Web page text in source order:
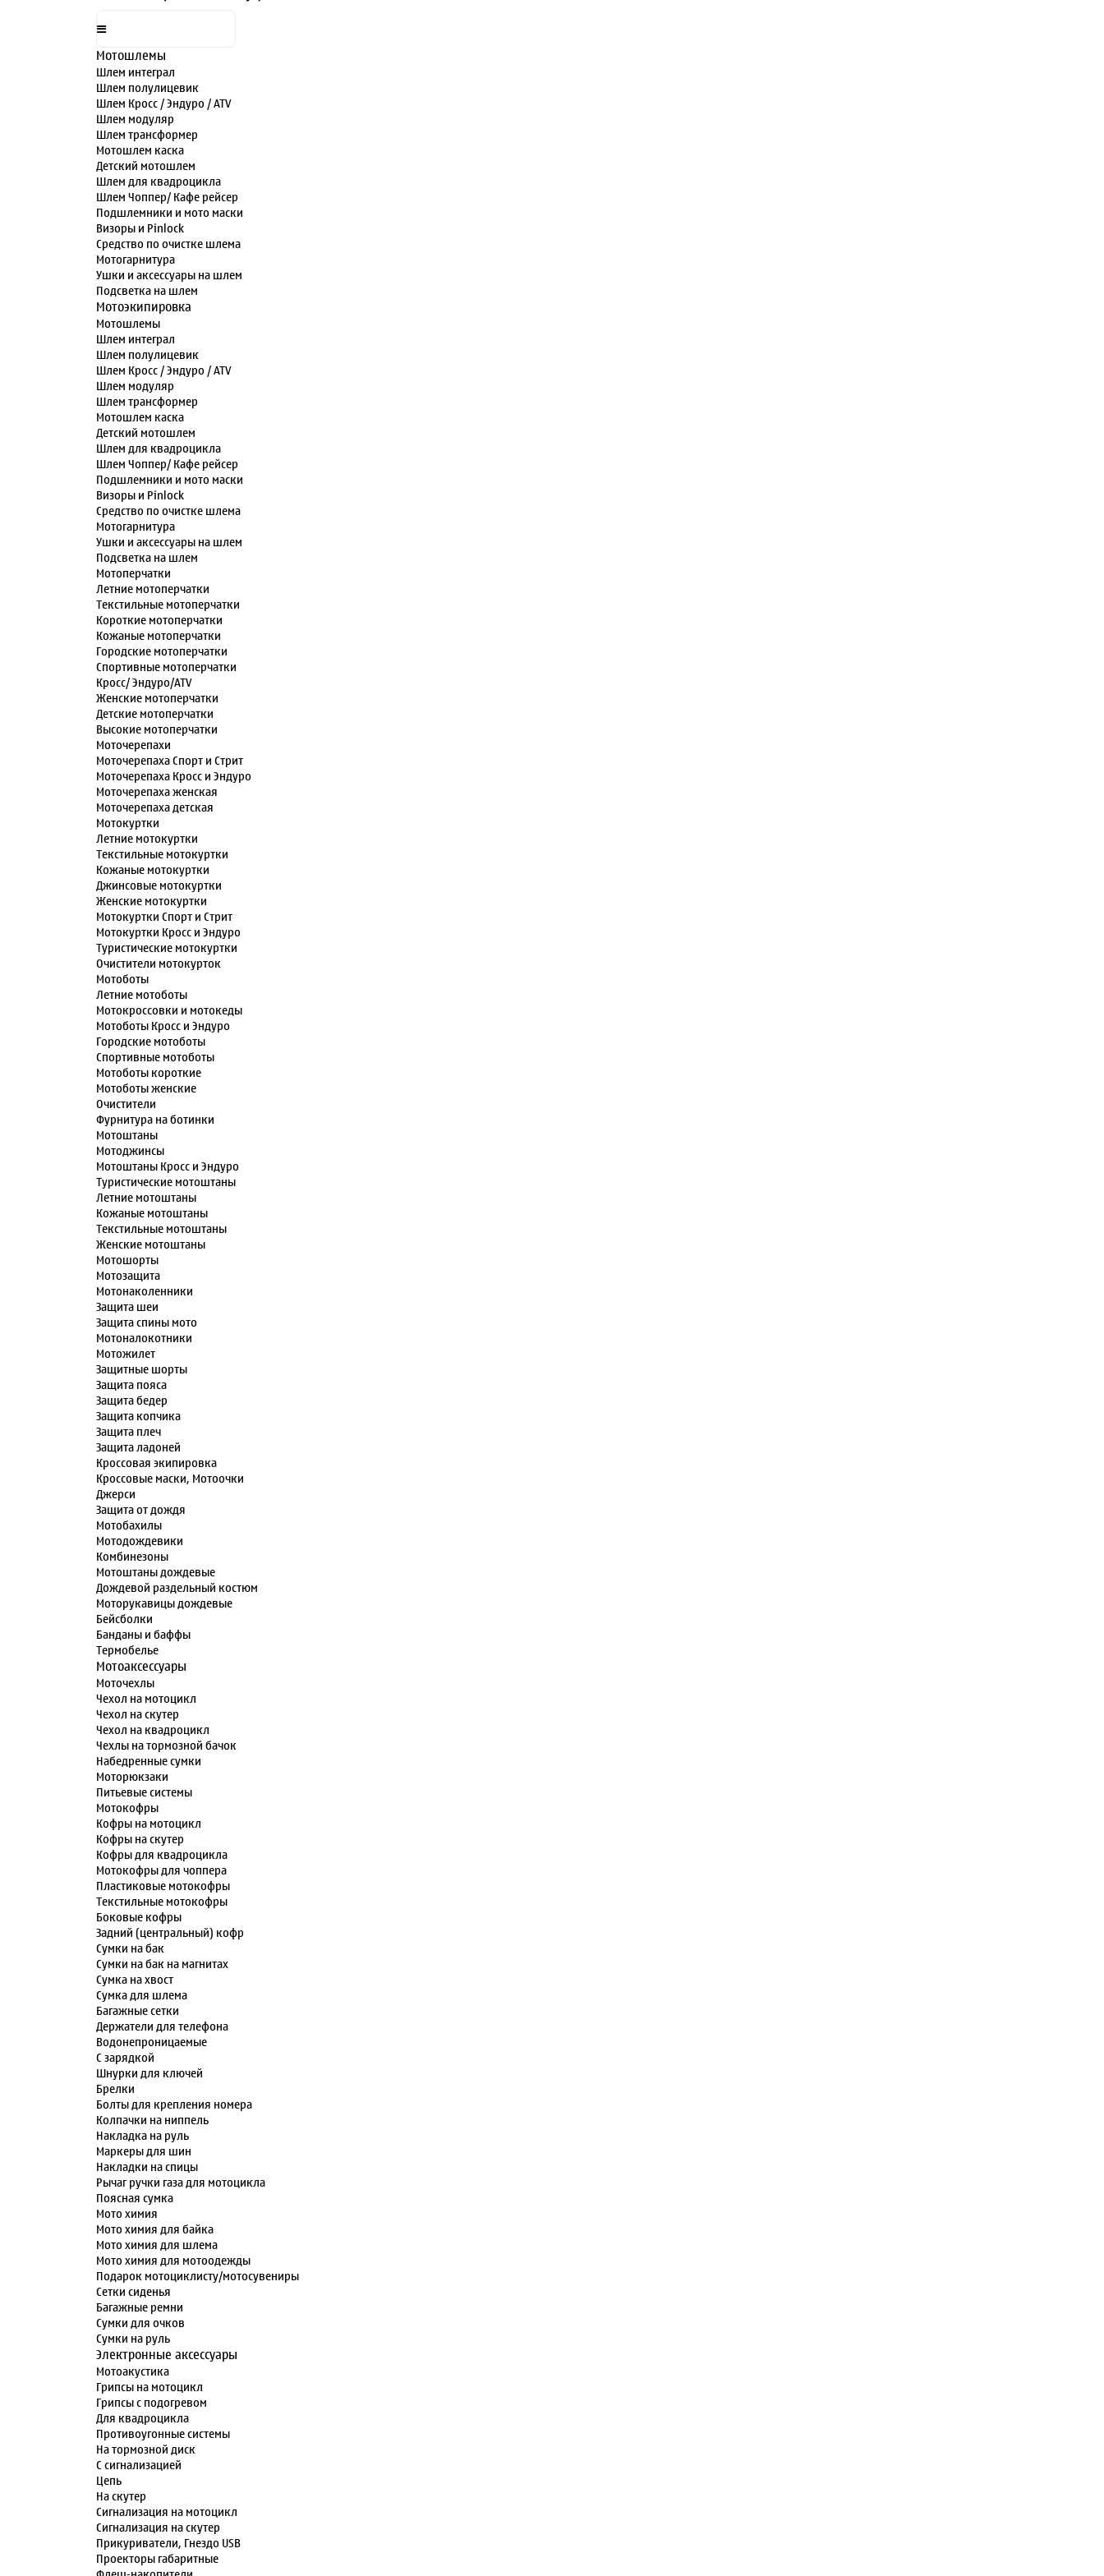
Мотошлемы
Шлем интеграл
Шлем полулицевик
Шлем Кросс / Эндуро / ATV
Шлем модуляр
Шлем трансформер
Мотошлем каска
Детский мотошлем
Шлем для квадроцикла
Шлем Чоппер/ Кафе рейсер
Подшлемники и мото маски
Визоры и Pinlock
Средство по очистке шлема
Мотогарнитура
Ушки и аксессуары на шлем
Подсветка на шлем
Мотоэкипировка
Мотошлемы
Шлем интеграл
Шлем полулицевик
Шлем Кросс / Эндуро / ATV
Шлем модуляр
Шлем трансформер
Мотошлем каска
Детский мотошлем
Шлем для квадроцикла
Шлем Чоппер/ Кафе рейсер
Подшлемники и мото маски
Визоры и Pinlock
Средство по очистке шлема
Мотогарнитура
Ушки и аксессуары на шлем
Подсветка на шлем
Мотоперчатки
Летние мотоперчатки
Текстильные мотоперчатки
Короткие мотоперчатки
Кожаные мотоперчатки
Городские мотоперчатки
Спортивные мотоперчатки
Кросс/ Эндуро/ATV
Женские мотоперчатки
Детские мотоперчатки
Высокие мотоперчатки
Моточерепахи
Моточерепаха Спорт и Стрит
Моточерепаха Кросс и Эндуро
Моточерепаха женская
Моточерепаха детская
Мотокуртки
Летние мотокуртки
Текстильные мотокуртки
Кожаные мотокуртки
Джинсовые мотокуртки
Женские мотокуртки
Мотокуртки Спорт и Стрит
Мотокуртки Кросс и Эндуро
Туристические мотокуртки
Очистители мотокурток
Мотоботы
Летние мотоботы
Мотокроссовки и мотокеды
Мотоботы Кросс и Эндуро
Городские мотоботы
Спортивные мотоботы
Мотоботы короткие
Мотоботы женские
Очистители
Фурнитура на ботинки
Мотоштаны
Мотоджинсы
Мотоштаны Кросс и Эндуро
Туристические мотоштаны
Летние мотоштаны
Кожаные мотоштаны
Текстильные мотоштаны
Женские мотоштаны
Мотошорты
Мотозащита
Мотонаколенники
Защита шеи
Защита спины мото
Мотоналокотники
Мотожилет
Защитные шорты
Защита пояса
Защита бедер
Защита копчика
Защита плеч
Защита ладоней
Кроссовая экипировка
Кроссовые маски, Мотоочки
Джерси
Защита от дождя
Мотобахилы
Мотодождевики
Комбинезоны
Мотоштаны дождевые
Дождевой раздельный костюм
Моторукавицы дождевые
Бейсболки
Банданы и баффы
Термобелье
Мотоаксессуары
Моточехлы
Чехол на мотоцикл
Чехол на скутер
Чехол на квадроцикл
Чехлы на тормозной бачок
Набедренные сумки
Моторюкзаки
Питьевые системы
Мотокофры
Кофры на мотоцикл
Кофры на скутер
Кофры для квадроцикла
Мотокофры для чоппера
Пластиковые мотокофры
Текстильные мотокофры
Боковые кофры
Задний (центральный) кофр
Сумки на бак
Сумки на бак на магнитах
Сумка на хвост
Сумка для шлема
Багажные сетки
Держатели для телефона
Водонепроницаемые
С зарядкой
Шнурки для ключей
Брелки
Болты для крепления номера
Колпачки на ниппель
Накладка на руль
Маркеры для шин
Накладки на спицы
Рычаг ручки газа для мотоцикла
Поясная сумка
Мото химия
Мото химия для байка
Мото химия для шлема
Мото химия для мотоодежды
Подарок мотоциклисту/мотосувениры
Сетки сиденья
Багажные ремни
Сумки для очков
Сумки на руль
Электронные аксессуары
Мотоакустика
Грипсы на мотоцикл
Грипсы с подогревом
Для квадроцикла
Противоугонные системы
На тормозной диск
С сигнализацией
Цепь
На скутер
Сигнализация на мотоцикл
Сигнализация на скутер
Прикуриватели, Гнездо USB
Проекторы габаритные